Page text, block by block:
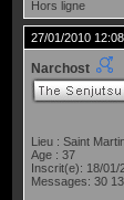
Hors ligne
27/01/2010
Narchost
Lieu : Saint
Age : 37
Inscrit(e): 18/01/
Messages: 30